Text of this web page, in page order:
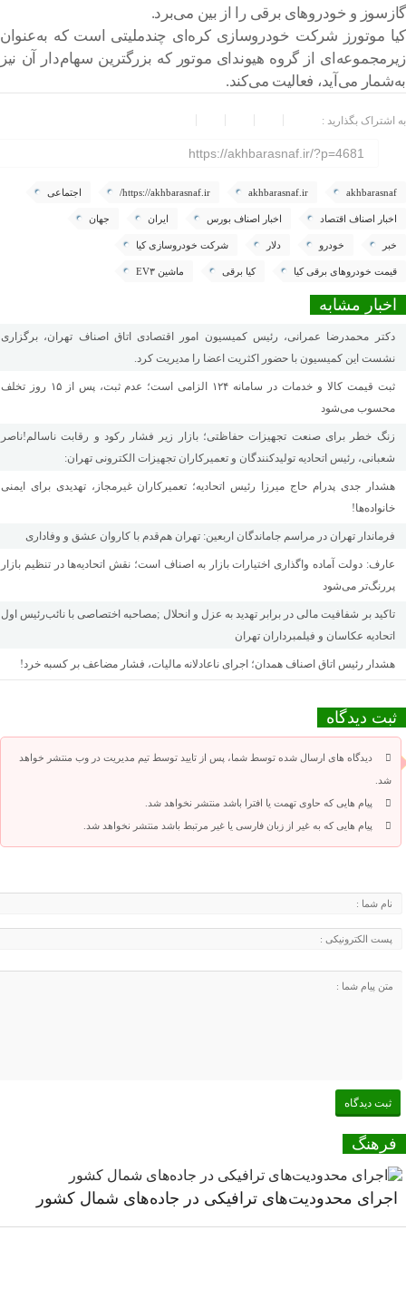
گازسوز و خودروهای برقی را از بین می‌برد.
کیا موتورز شرکت خودروسازی کره‌ای چندملیتی است که به‌عنوان
زیرمجموعه‌ای از گروه هیوندای موتور که بزرگترین سهام‌دار آن نیز
به‌شمار می‌آید، فعالیت می‌کند.
به اشتراک بگذارید :
https://akhbarasnaf.ir/?p=4681
akhbarasnaf
akhbarasnaf.ir
https://akhbarasnaf.ir/ اجتماعی
اخبار اصناف اقتصاد اخبار اصناف بورس ایران جهان
خبر خودرو دلار شرکت خودروسازی کیا
قیمت خودروهای برقی کیا کیا برقی ماشین EV۳
اخبار مشابه
دکتر محمدرضا عمرانی، رئیس کمیسیون امور اقتصادی اتاق اصناف تهران، برگزاری
نشست این کمیسیون با حضور اکثریت اعضا را مدیریت کرد.
ثبت قیمت کالا و خدمات در سامانه ۱۲۴ الزامی است؛ عدم ثبت، پس از ۱۵ روز تخلف
محسوب می‌شود
زنگ خطر برای صنعت تجهیزات حفاظتی؛ بازار زیر فشار رکود و رقابت ناسالم!ناصر
شعبانی، رئیس اتحادیه تولیدکنندگان و تعمیرکاران تجهیزات الکترونی تهران:
هشدار جدی پدرام حاج میرزا رئیس اتحادیه؛ تعمیرکاران غیرمجاز، تهدیدی برای ایمنی
خانواده‌ها!
فرماندار تهران در مراسم جاماندگان اربعین: تهران هم‌قدم با کاروان عشق و وفاداری
عارف: دولت آماده واگذاری اختیارات بازار به اصناف است؛ نقش اتحادیه‌ها در تنظیم بازار
پررنگ‌تر می‌شود
تاکید بر شفافیت مالی در برابر تهدید به عزل و انحلال ;مصاحبه اختصاصی با نائب‌رئیس اول
اتحادیه عکاسان و فیلمبرداران تهران
هشدار رئیس اتاق اصناف همدان؛ اجرای ناعادلانه مالیات، فشار مضاعف بر کسبه خرد!
ثبت دیدگاه
دیدگاه های ارسال شده توسط شما، پس از تایید توسط تیم مدیریت در وب منتشر خواهد
شد.
پیام هایی که حاوی تهمت یا افترا باشد منتشر نخواهد شد.
پیام هایی که به غیر از زبان فارسی یا غیر مرتبط باشد منتشر نخواهد شد.
فرهنگ
اجرای محدودیت‌های ترافیکی در جاده‌های شمال کشور